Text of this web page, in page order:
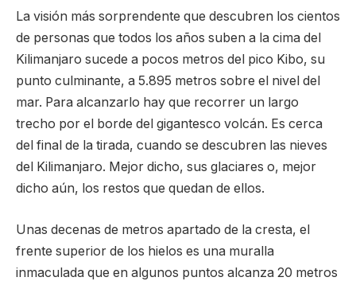
La visión más sorprendente que descubren los cientos
de personas que todos los años suben a la cima del
Kilimanjaro sucede a pocos metros del pico Kibo, su
punto culminante, a 5.895 metros sobre el nivel del
mar. Para alcanzarlo hay que recorrer un largo
trecho por el borde del gigantesco volcán. Es cerca
del final de la tirada, cuando se descubren las nieves
del Kilimanjaro. Mejor dicho, sus glaciares o, mejor
dicho aún, los restos que quedan de ellos.
Unas decenas de metros apartado de la cresta, el
frente superior de los hielos es una muralla
inmaculada que en algunos puntos alcanza 20 metros